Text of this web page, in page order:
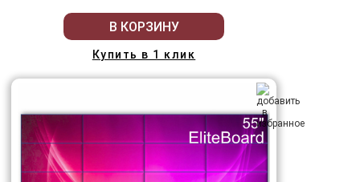
В КОРЗИНУ
Купить в 1 клик